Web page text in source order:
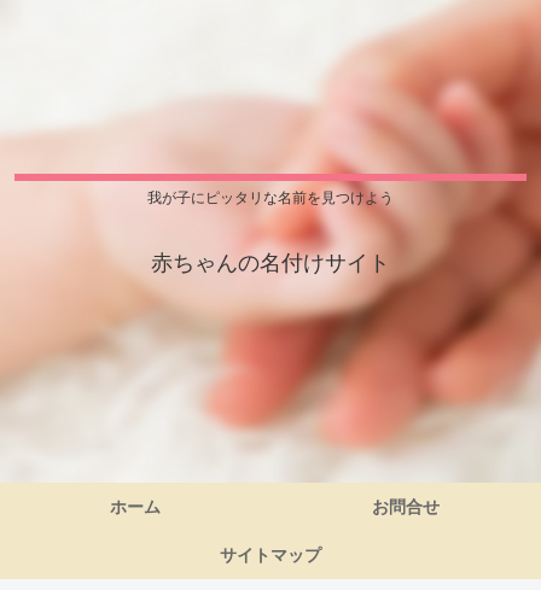
我が子にピッタリな名前を見つけよう
赤ちゃんの名付けサイト
ホーム お問合せ
サイトマップ